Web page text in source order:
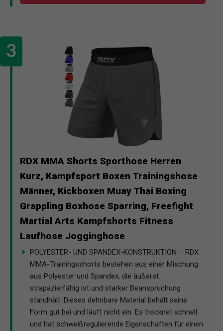
RDX MMA Shorts Sporthose Herren
Kurz, Kampfsport Boxen Trainingshose
Männer, Kickboxen Muay Thai Boxing
Grappling Boxhose Sparring, Freefight
Martial Arts Kampfshorts Fitness
Laufhose Jogginghose
POLYESTER- UND SPANDEX-KONSTRUKTION – RDX
MMA-Trainingsshorts bestehen aus einer Mischung
aus Polyester und Spandex, die äußerst
strapazierfähig ist und starker Beanspruchung
standhält. Dieses dehnbare Material behält seine
Form gut bei und läuft nicht ein. Es trocknet schnell
und hat schweißregulierende Eigenschaften für einen